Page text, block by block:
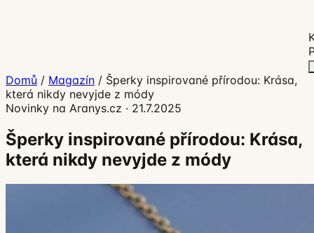
Domů / Magazín / Šperky inspirované přírodou: Krása,
která nikdy nevyjde z módy
Novinky na Aranys.cz · 21.7.2025
Šperky inspirované přírodou: Krása,
která nikdy nevyjde z módy